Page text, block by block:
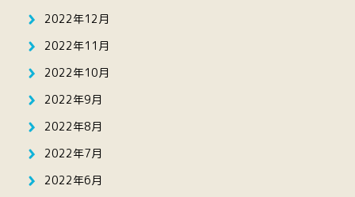
2022年12月
2022年11月
2022年10月
2022年9月
2022年8月
2022年7月
2022年6月